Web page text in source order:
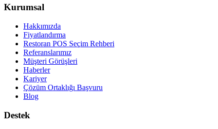
Kurumsal
Hakkımızda
Fiyatlandırma
Restoran POS Seçim Rehberi
Referanslarımız
Müşteri Görüşleri
Haberler
Kariyer
Çözüm Ortaklığı Başvuru
Blog
Destek